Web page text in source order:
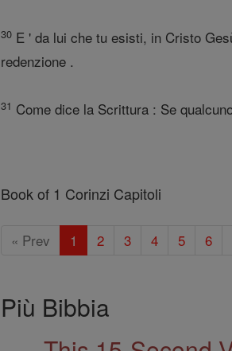
30 E ' da lui che tu esisti, in Cristo
redenzione .
31 Come dice la Scrittura : Se
Book of 1 Corinzi Capitoli
« Prev 1 2 3 4 5 6
Più Bibbia